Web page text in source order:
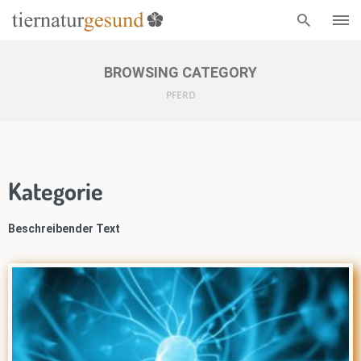
BROWSING CATEGORY
PFERD
Kategorie
Beschreibender Text